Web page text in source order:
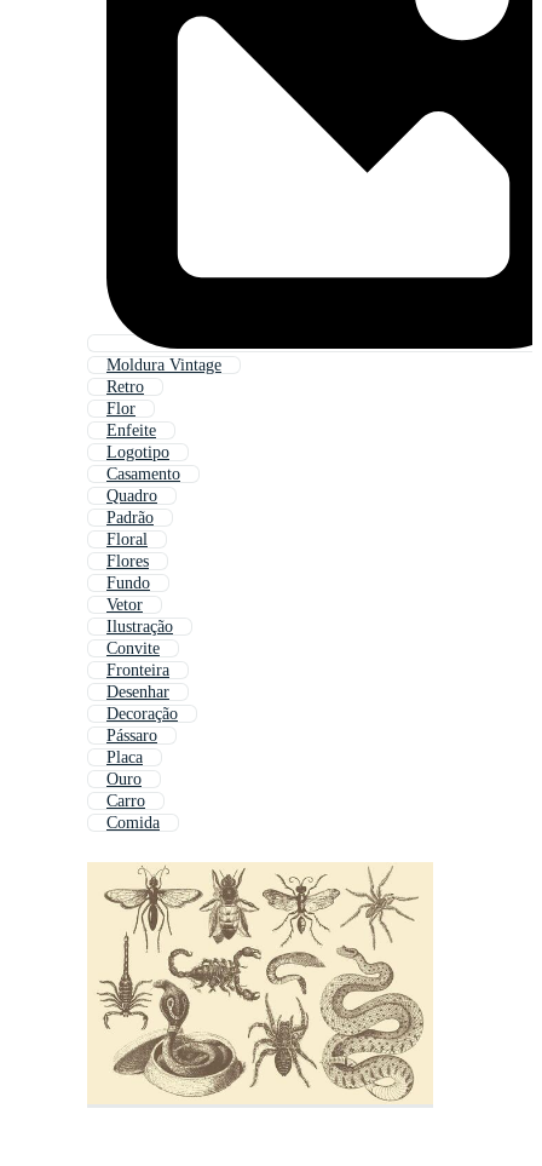
Moldura Vintage
Retro
Flor
Enfeite
Logotipo
Casamento
Quadro
Padrão
Floral
Flores
Fundo
Vetor
Ilustração
Convite
Fronteira
Desenhar
Decoração
Pássaro
Placa
Ouro
Carro
Comida